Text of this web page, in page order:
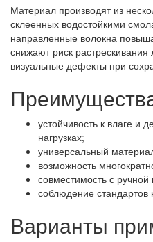
Материал производят из
склеенных водостойкими
направленные волокна
снижают риск растрескивания
визуальные дефекты при
устойчивость к влаге и
нагрузках;
универсальный
возможность
совместимость с
соблюдение стандартов
Варианты